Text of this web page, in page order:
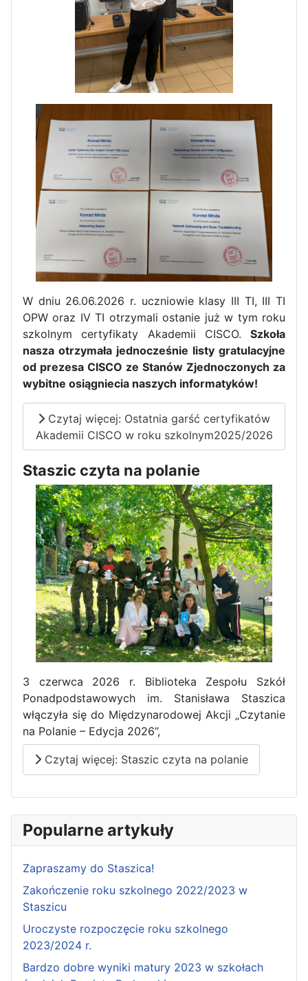
Zakończenie roku maturzystów
Zakończenie praktyk w
Portugalii
Rozpoczęcie kampanii „Gotowi
na kryzys” w ZSP w Iłży
Pierwszy tydzień praktyk
zawodowych naszych uczniów
w Portugalii za nami!
W dniu 26.06.2026 r. uczniowie klasy III TI, III TI
OPW oraz IV TI otrzymali ostanie już w tym roku
szkolnym certyfikaty Akademii CISCO. Szkoła
nasza otrzymała jednocześnie listy gratulacyjne
od prezesa CISCO ze Stanów Zjednoczonych za
wybitne osiągniecia naszych informatyków!
Czytaj więcej: Ostatnia garść certyfikatów
Akademii CISCO w roku szkolnym2025/2026
Staszic czyta na polanie
3 czerwca 2026 r. Biblioteka Zespołu Szkół
Ponadpodstawowych im. Stanisława Staszica
włączyła się do Międzynarodowej Akcji „Czytanie
na Polanie – Edycja 2026”,
Czytaj więcej: Staszic czyta na polanie
Popularne artykuły
Zapraszamy do Staszica!
Zakończenie roku szkolnego 2022/2023 w
Staszicu
Uroczyste rozpoczęcie roku szkolnego
2023/2024 r.
Bardzo dobre wyniki matury 2023 w szkołach